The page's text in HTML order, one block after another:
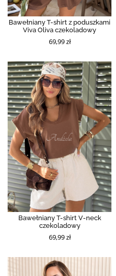
Bawełniany T-shirt z poduszkami
Viva Oliva czekoladowy
69,99 zł
Bawełniany T-shirt V-neck
czekoladowy
69,99 zł